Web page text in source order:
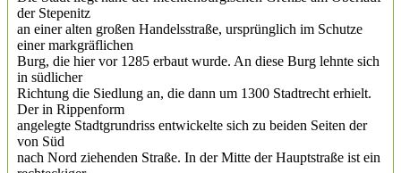
der Stepenitz
an einer alten großen Handelsstraße, ursprünglich im Schutze
einer markgräflichen
Burg, die hier vor 1285 erbaut wurde. An diese Burg lehnte sich
in südlicher
Richtung die Siedlung an, die dann um 1300 Stadtrecht erhielt.
Der in Rippenform
angelegte Stadtgrundriss entwickelte sich zu beiden Seiten der
von Süd
nach Nord ziehenden Straße. In der Mitte der Hauptstraße ist ein